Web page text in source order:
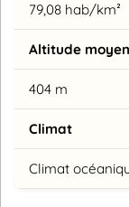
79,08 hab/km²
Altitude
404 m
Climat
Climat